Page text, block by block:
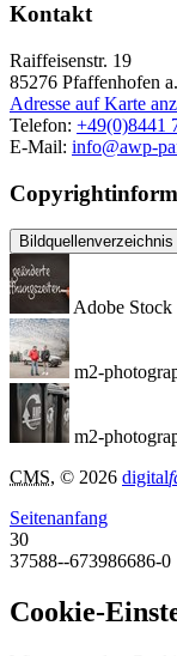
Kontakt
Raiffeisenstr. 19
85276 Pfaffenhofen
Adresse auf Karte
Telefon: +49(0)8441
E-Mail: info@awp-
Bildquellenverzeichnis
Adobe Stock
m2-
m2-
CMS, © 2026 digital
Seitenanfang
30
37588--673986686-0
Cookie-